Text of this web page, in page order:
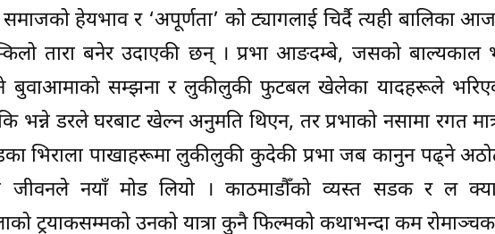
हेयभाव र ‘अपूर्णता’ को ट्यागलाई चिर्दै त्यही बालिका
तारा बनेर उदाएकी छन् । प्रभा आङदम्बे, जसको बाल्यकाल
बुवाआमाको सम्झना र लुकीलुकी फुटबल खेलेका यादहरूले
भन्ने डरले घरबाट खेल्न अनुमति थिएन, तर प्रभाको नसामा रगत
भिराला पाखाहरूमा लुकीलुकी कुदेकी प्रभा जब कानुन पढ्ने
नयाँ मोड लियो । काठमाडौँको व्यस्त सडक र ल
ट्रयाकसम्मको उनको यात्रा कुनै फिल्मको कथाभन्दा कम